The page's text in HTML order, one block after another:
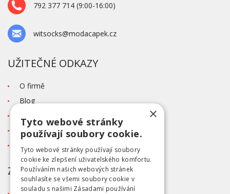
792 377 714 (9:00-16:00)
witsocks@modacapek.cz
UŽITEČNÉ ODKAZY
O firmě
Blog
Tabulka velikostí
Ochrana osobních údajů GDPR
ZÁKAZNICKÝ SERVIS
×
Tyto webové stránky
používají soubory cookie.
Tyto webové stránky používají soubory
cookie ke zlepšení uživatelského komfortu.
Používáním našich webových stránek
souhlasíte se všemi soubory cookie v
souladu s našimi Zásadami používání